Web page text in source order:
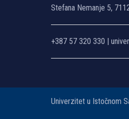
Stefana Nemanje 5,
+387 57 320 330 |
Univerzitet u Istočnom